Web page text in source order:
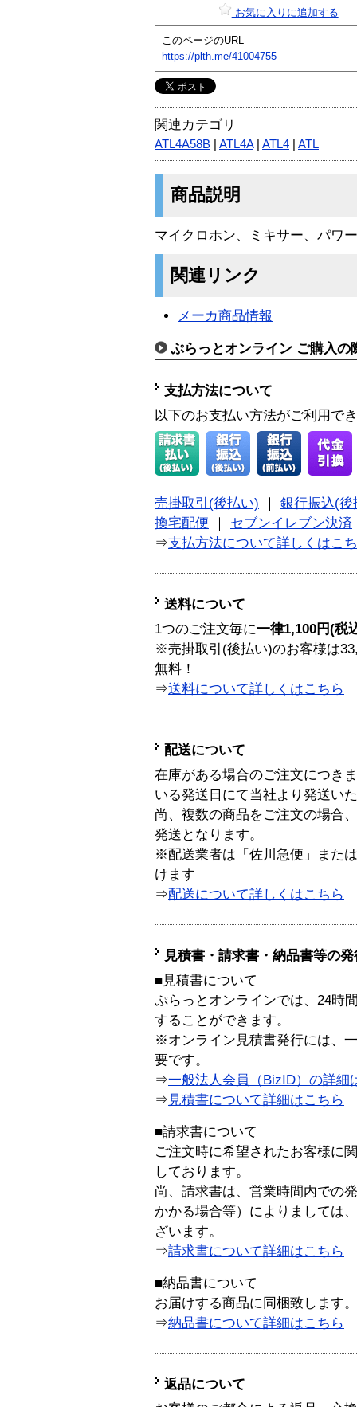
お気に入りに追加する
このページのURL
https://plth.me/41004755
関連カテゴリ
ATL4A58B ATL4A| ATL4 ATL
商品説明
マイクロホン、ミキサー、パワ
関連リンク
メーカ商品情報
ぷらっとオンライン ご購入の
支払方法について
以下のお支払い方法がご利用で
売掛取引(後払い)
銀行振込(後
換宅配便
セブンイレブン決済
⇒支払方法について詳しくはこ
送料について
1つのご注文毎に一律1,100円(税
※売掛取引(後払い)のお客様は
無料！
⇒送料について詳しくはこちら
配送について
在庫がある場合のご注文につき
いる発送日にて当社より発送い
尚、複数の商品をご注文の場合
発送となります。
※配送業者は「佐川急便」また
けます
⇒配送について詳しくはこちら
見積書・請求書・納品書等の
■見積書について
ぷらっとオンラインでは、24時
することができます。
※オンライン見積書発行には、
要です。
⇒一般法人会員（BizID）の詳細
⇒ 見積書について詳細はこちら
■請求書について
ご注文時に希望されたお客様に
しております。
尚、請求書は、営業時間内での
かかる場合等）によりましては
ざいます。
⇒請求書について詳細はこちら
■納品書について
お届けする商品に同梱致します。
⇒納品書について詳細はこちら
返品について